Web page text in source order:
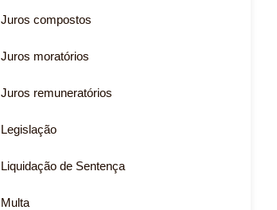
Juros compostos
Juros moratórios
Juros remuneratórios
Legislação
Liquidação de Sentença
Multa